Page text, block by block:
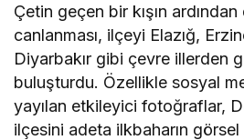
Çetin geçen bir kışın
canlanması, ilçeyi Elazığ,
Diyarbakır gibi çevre illerden
buluşturdu. Özellikle sosyal
yayılan etkileyici fotoğraflar,
ilçesini adeta ilkbaharın